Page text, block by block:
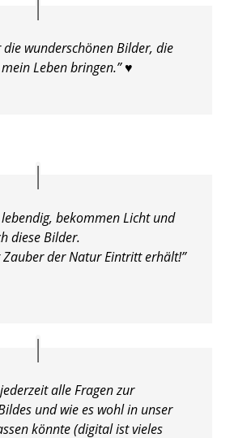
die wunderschönen Bilder, die
Leben bringen.” ♥
lebendig, bekommen Licht und
diese Bilder.
Zauber der Natur Eintritt erhält!”
alle Fragen zur
und wie es wohl in unser
könnte (digital ist vieles